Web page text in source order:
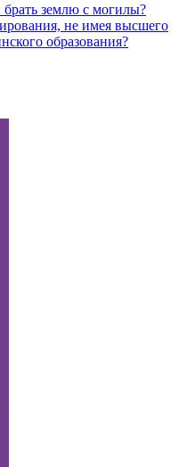
землю с могилы?
не имея высшего
образования?